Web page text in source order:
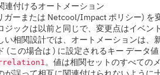
連付けるオートメーション
ーまたは Netcool/Impact ポリシー) を
ックは以前と同じで、変更点はイベン
相関設計では、オートメーションは、
(この場合は ) に設定されるキー データ
。値は相関セットのすべての